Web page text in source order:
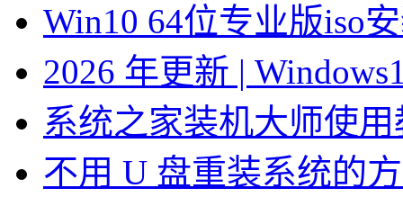
Win10 64位专业版iso
2026 年更新 |
系统之家装机大师使
不用 U 盘重装系统的